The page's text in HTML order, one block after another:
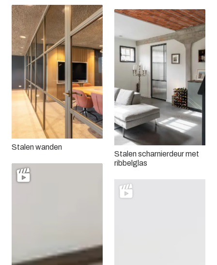
Stalen wanden
Stalen scharnierdeur met
ribbelglas